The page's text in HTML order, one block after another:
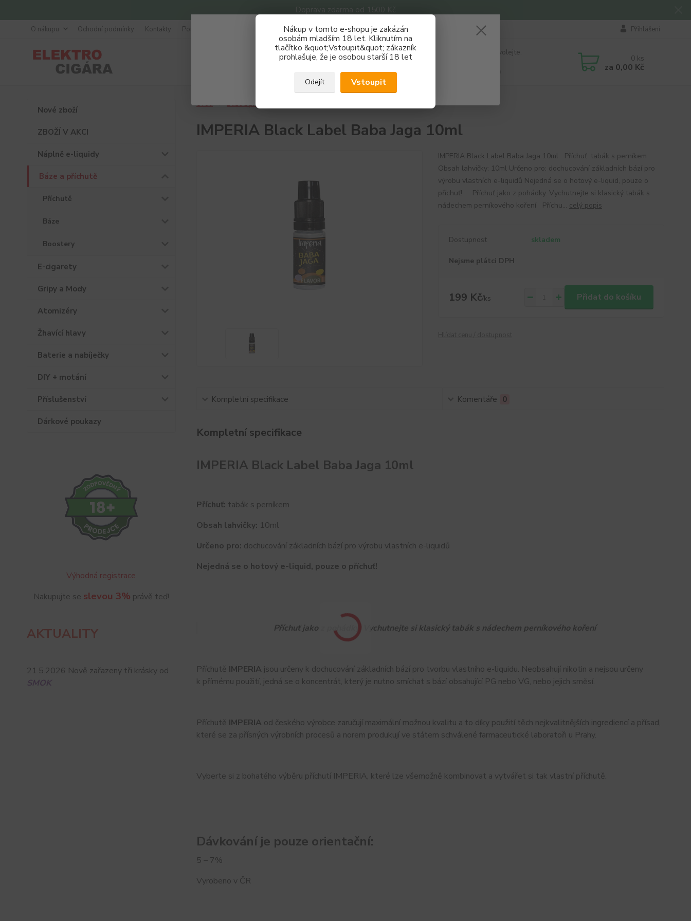
Doprava zdarma od 1500 Kč
Nákup v tomto e-shopu je zakázán
osobám mladším 18 let. Kliknutím na
tlačítko &quot;Vstoupit&quot; zákazník
prohlašuje, že je osobou starší 18 let
Odejít Vstoupit
O nákupu Ochodní podmínky Kontakty Poradna Přihlášení
Hledat
Nevíte si rady? Zavolejte.
0 ks
za 0,00 Kč
Nové zboží
ZBOŽÍ V AKCI
Náplně e-liquidy
Báze a příchutě
Příchutě
Báze
Boostery
E-cigarety
Gripy a Mody
Atomizéry
Žhavící hlavy
Baterie a nabíječky
DIY + motání
Příslušenství
Dárkové poukazy
Výhodná registrace
Nakupujte se slevou 3% právě teď!
AKTUALITY
21.5.2026 Nově zařazeny tři krásky od
SMOK
Úvod Báze a příchutě
IMPERIA Black Label Baba Jaga 10ml
IMPERIA Black Label Baba Jaga 10ml Příchuť: tabák s perníkem
Obsah lahvičky: 10ml Určeno pro: dochucování základních bází pro
výrobu vlastních e-liquidů Nejedná se o hotový e-liquid, pouze o
příchuť! Příchuť jako z pohádky. Vychutnejte si klasický tabák s
nádechem perníkového koření Příchu... celý popis
Dostupnost skladem
Nejsme plátci DPH
199 Kč/ks Přidat do košíku
Kompletní specifikace Komentáře 0
Kompletní specifikace
IMPERIA Black Label Baba Jaga 10ml
Příchuť: tabák s perníkem
Obsah lahvičky: 10ml
Určeno pro: dochucování základních bází pro výrobu vlastních e-liquidů
Nejedná se o hotový e-liquid, pouze o příchuť!
Příchuť jako z pohádky. Vychutnejte si klasický tabák s nádechem perníkového koření
Příchutě IMPERIA jsou určeny k dochucování základních bází pro tvorbu vlastního e-liquidu. Neobsahují nikotin a nejsou určeny
k přímému použití, jedná se o koncentrát, který je nutno smíchat s bází obsahující PG nebo VG, nebo jejich směsí.
Příchutě IMPERIA od českého výrobce zaručují maximální možnou kvalitu a to díky použití těch nejkvalitnějších ingrediencí a přísad,
které se za přísných výrobních procesů a norem produkují ve státem schválené farmaceutické laboratoři u Prahy.
Vyberte si z bohatého výběru příchutí IMPERIA, které lze všemožně kombinovat a vytvářet si tak vlastní příchutě.
Dávkování je pouze orientační:
5 – 7%
Vyrobeno v ČR
Získej slevu 3%
Zaregistruj se a nakupuj se slevou právě teď!
REGISTRAČNÍ FORMULÁŘ
Zavřít